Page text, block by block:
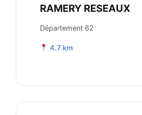
RAMERY RESEAUX
Département 62
4.7 km